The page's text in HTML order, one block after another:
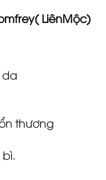
LiênMộc)
da
thương